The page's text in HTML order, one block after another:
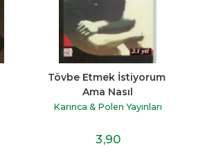
Tövbe Etmek İstiyorum
Ama Nasıl
Karınca & Polen Yayınları
3,90